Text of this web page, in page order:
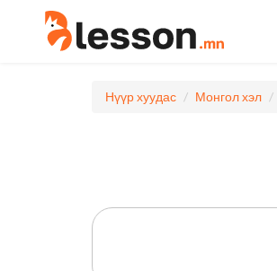
Нүүр хуудас Монгол хэл